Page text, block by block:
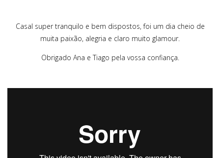
Casal super tranquilo e bem dispostos, foi um dia cheio de
muita paixão, alegria e claro muito glamour.
Obrigado Ana e Tiago pela vossa confiança.